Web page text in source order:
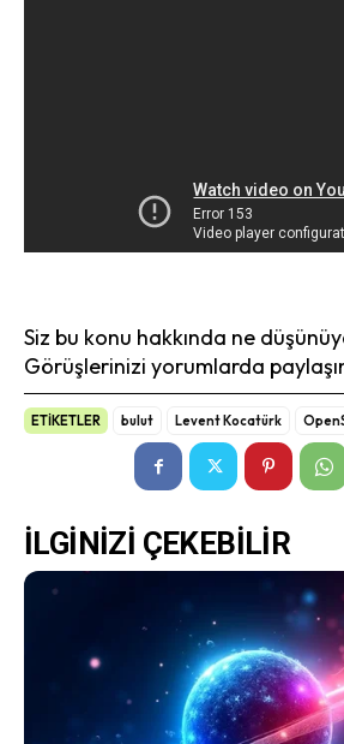
Siz bu konu hakkında ne
Görüşlerinizi yorumlarda
ETİKETLER bulut Levent Kocatürk